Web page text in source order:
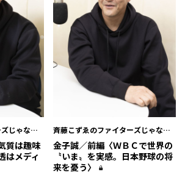
じゃない
質は趣味
はメディ
斉藤こずゑのファイターズじゃない
と
金子誠／前編〈ＷＢＣで世界の
〝いま〟を実感。日本野球の将
来を憂う〉